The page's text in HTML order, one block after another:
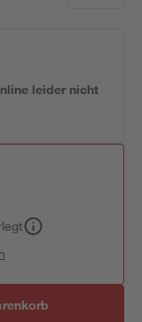
leider nicht